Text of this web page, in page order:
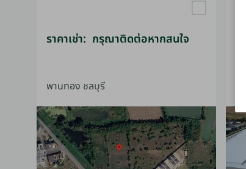
ราคาเช่า: กรุณาติดต่อหากสนใจ
พานทอง ชลบุรี